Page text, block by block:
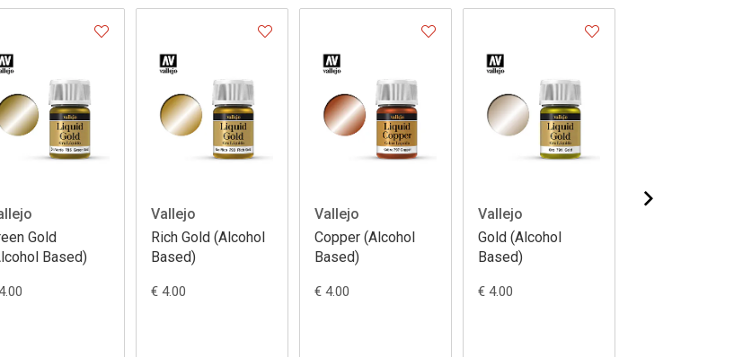
Gold
Based)
Vallejo
Rich Gold (Alcohol
Based)
€ 4.00
Vallejo
Copper (Alcohol
Based)
€ 4.00
Vallejo
Gold (Alcohol
Based)
€ 4.00